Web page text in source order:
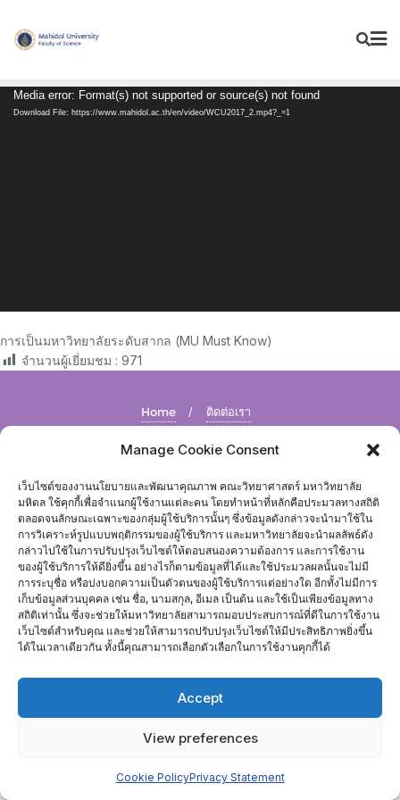
Manage Cookie Consent
เว็บไซต์ของงานนโยบายและพัฒนาคุณภาพ คณะวิทยาศาสตร์ มหาวิทยาลัย
มหิดล ใช้คุกกี้เพื่อจำแนกผู้ใช้งานแต่ละคน โดยทำหน้าที่หลักคือประมวลทางสถิติ
ตลอดจนลักษณะเฉพาะของกลุ่มผู้ใช้บริการนั้นๆ ซึ่งข้อมูลดังกล่าวจะนำมาใช้ใน
การวิเคราะห์รูปแบบพฤติกรรมของผู้ใช้บริการ และมหาวิทยาลัยจะนำผลลัพธ์ดัง
กล่าวไปใช้ในการปรับปรุงเว็บไซต์ให้ตอบสนองความต้องการ และการใช้งาน
ของผู้ใช้บริการให้ดียิ่งขึ้น อย่างไรก็ตามข้อมูลที่ได้และใช้ประมวลผลนั้นจะไม่มี
การระบุชื่อ หรือบ่งบอกความเป็นตัวตนของผู้ใช้บริการแต่อย่างใด อีกทั้งไม่มีการ
เก็บข้อมูลส่วนบุคคล เช่น ชื่อ, นามสกุล, อีเมล เป็นต้น และใช้เป็นเพียงข้อมูลทาง
สถิติเท่านั้น ซึ่งจะช่วยให้มหาวิทยาลัยสามารถมอบประสบการณ์ที่ดีในการใช้งาน
เว็บไซต์สำหรับคุณ และช่วยให้สามารถปรับปรุงเว็บไซต์ให้มีประสิทธิภาพยิ่งขึ้น
ได้ในเวลาเดียวกัน ทั้งนี้คุณสามารถเลือกตัวเลือกในการใช้งานคุกกี้ได้
Accept
View preferences
Cookie PolicyPrivacy Statement
content
Video
Player
Media error: Format(s) not supported or source(s) not found
Download File: https://www.mahidol.ac.th/en/video/WCU2017_2.mp4?_=1
การเป็นมหาวิทยาลัยระดับสากล (MU Must Know)
จำนวนผู้เยี่ยมชม : 971
Home ติดต่อเรา
Copyright ©2026 งานนโยบายและพัฒนาคุณภาพ . All rights
Bizberg Themes